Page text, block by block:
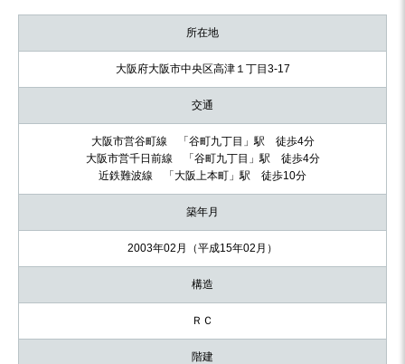
所在地
大阪府大阪市中央区高津１丁目3-17
交通
大阪市営谷町線 「谷町九丁目」駅 徒歩4分
大阪市営千日前線 「谷町九丁目」駅 徒歩4分
近鉄難波線 「大阪上本町」駅 徒歩10分
築年月
2003年02月（平成15年02月）
構造
ＲＣ
階建